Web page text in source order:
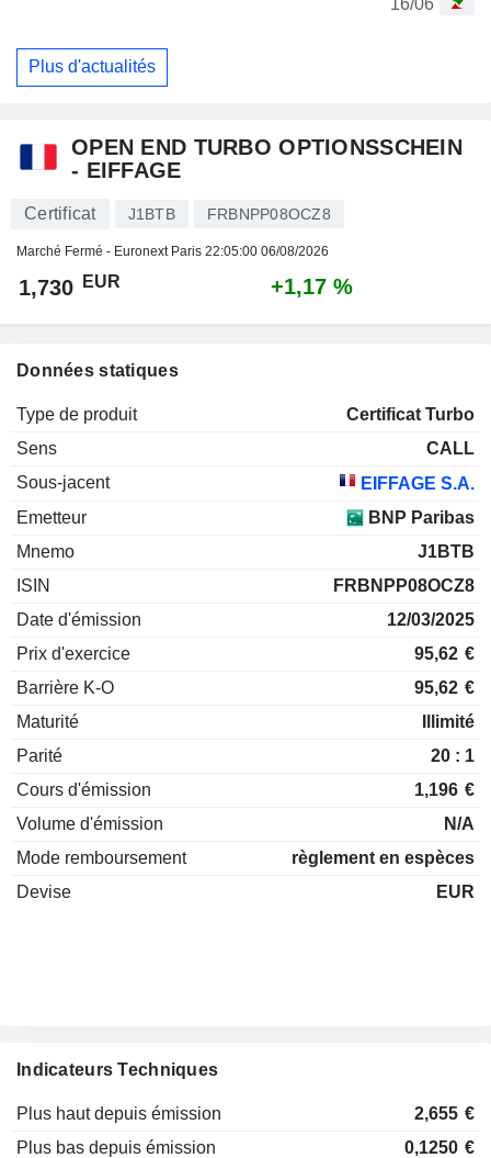
Plus d'actualités
OPEN END TURBO OPTIONSSCHEIN
- EIFFAGE
Certificat J1BTB FRBNPP08OCZ8
Marché Fermé - Euronext Paris 22:05:00 06/08/2026
1,730 EUR +1,17 %
Données statiques
Type de produit
Certificat Turbo
Sens
CALL
Sous-jacent
EIFFAGE S.A.
Emetteur
BNP Paribas
Mnemo
J1BTB
ISIN
FRBNPP08OCZ8
Date d'émission
12/03/2025
Prix d'exercice
95,62 €
Barrière K-O
95,62 €
Maturité
Illimité
Parité
20 : 1
Cours d'émission
1,196 €
Volume d'émission
N/A
Mode remboursement
règlement en espèces
Devise
EUR
Indicateurs Techniques
Plus haut depuis émission 2,655 €
Plus bas depuis émission
0,1250 €